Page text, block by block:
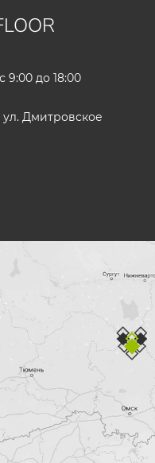
9:00 до 18:00
ул. Дмитровское